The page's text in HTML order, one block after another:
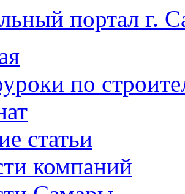
портал г.
по
статьи
компаний